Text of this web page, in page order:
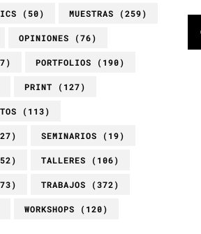
(50) MUESTRAS (259)
OPINIONES (76)
PORTFOLIOS (190)
PRINT (127)
(113)
SEMINARIOS (19)
TALLERES (106)
TRABAJOS (372)
WORKSHOPS (120)